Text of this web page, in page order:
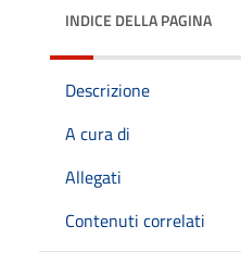
INDICE DELLA PAGINA
Descrizione
A cura di
Allegati
Contenuti correlati